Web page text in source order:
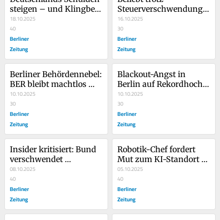
steigen – und Klingbeil
verliert die Kontrolle
über die Finanzen
18.10.2025
40
Berliner
Zeitung
Steuerverschwendung:
Wildberger und das
teure Digital-Dilemma
16.10.2025
30
Berliner
Zeitung
Berliner Behördennebel:
BER bleibt machtlos
gegen Drohnen
10.10.2025
30
Berliner
Zeitung
Blackout-Angst in
Berlin auf Rekordhoch:
So reagieren die
Netzbetreiber
10.10.2025
30
Berliner
Zeitung
Insider kritisiert: Bund
verschwendet
Milliarden für
Laserwaffen zur
Drohnenabwehr
08.10.2025
40
Berliner
Zeitung
Robotik-Chef fordert
Mut zum KI-Standort –
Warum Merz flexibler
werden muss
05.10.2025
40
Berliner
Zeitung